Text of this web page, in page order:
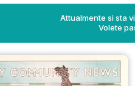
Attualmente si sta
Volete